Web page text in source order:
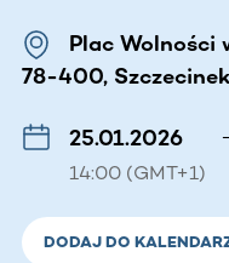
Plac Wolności
78-400,
25.01.2026
14:00 (GMT+1)
DODAJ DO